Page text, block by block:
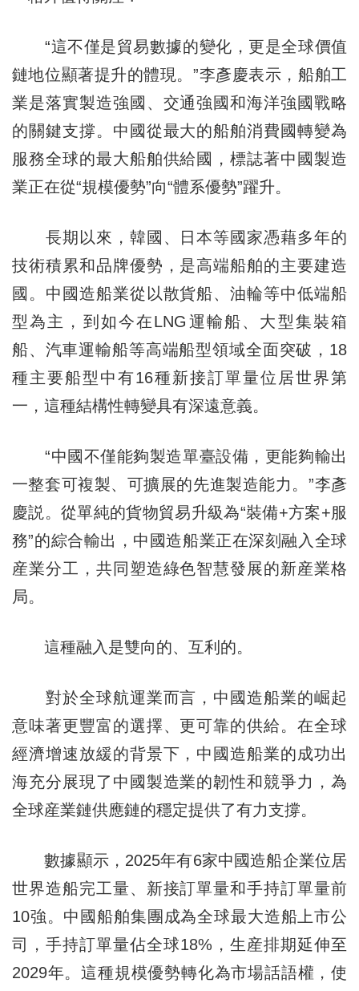
“這不僅是貿易數據的變化，更是全球價值
鏈地位顯著提升的體現。”李彥慶表示，船舶工
業是落實製造強國、交通強國和海洋強國戰略
的關鍵支撐。中國從最大的船舶消費國轉變為
服務全球的最大船舶供給國，標誌著中國製造
業正在從“規模優勢”向“體系優勢”躍升。
長期以來，韓國、日本等國家憑藉多年的
技術積累和品牌優勢，是高端船舶的主要建造
國。中國造船業從以散貨船、油輪等中低端船
型為主，到如今在LNG運輸船、大型集裝箱
船、汽車運輸船等高端船型領域全面突破，18
種主要船型中有16種新接訂單量位居世界第
一，這種結構性轉變具有深遠意義。
“中國不僅能夠製造單臺設備，更能夠輸出
一整套可複製、可擴展的先進製造能力。”李彥
慶説。從單純的貨物貿易升級為“裝備+方案+服
務”的綜合輸出，中國造船業正在深刻融入全球
産業分工，共同塑造綠色智慧發展的新産業格
局。
這種融入是雙向的、互利的。
對於全球航運業而言，中國造船業的崛起
意味著更豐富的選擇、更可靠的供給。在全球
經濟增速放緩的背景下，中國造船業的成功出
海充分展現了中國製造業的韌性和競爭力，為
全球産業鏈供應鏈的穩定提供了有力支撐。
數據顯示，2025年有6家中國造船企業位居
世界造船完工量、新接訂單量和手持訂單量前
10強。中國船舶集團成為全球最大造船上市公
司，手持訂單量佔全球18%，生産排期延伸至
2029年。這種規模優勢轉化為市場話語權，使